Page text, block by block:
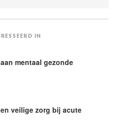
IN
mentaal gezonde
veilige zorg bij acute